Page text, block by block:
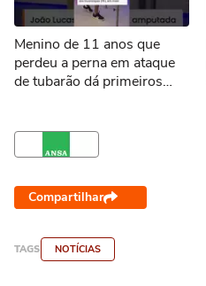
Menino de 11 anos que
perdeu a perna em ataque
de tubarão dá primeiros
Compartilhar
TAGS NOTÍCIAS